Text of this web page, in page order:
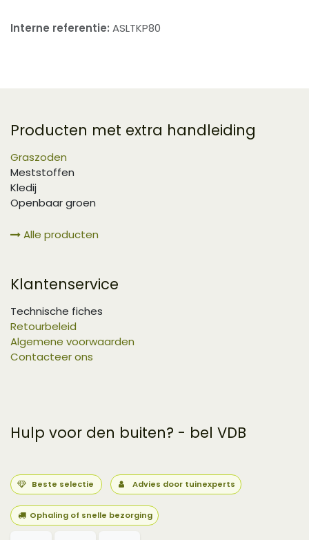
Interne referentie: ASLTKP80
Producten met extra handleiding
Graszoden
Meststoffen
Kledij
Openbaar groen
Alle producten
Klantenservice
Technische fiches
Retourbeleid
Algemene voorwaarden
Contacteer ons
Hulp voor den buiten? - bel VDB
Beste selectie Advies door tuinexperts
Ophaling of snelle bezorging